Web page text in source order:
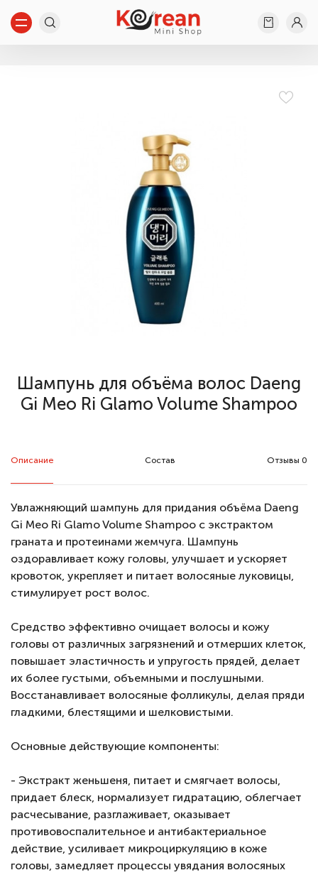
Шампунь для объёма волос Daeng
Gi Meo Ri Glamo Volume Shampoo
Описание Состав Отзывы 0
Увлажняющий шампунь для придания объёма Daeng
Gi Meo Ri Glamo Volume Shampoo с экстрактом
граната и протеинами жемчуга. Шампунь
оздоравливает кожу головы, улучшает и ускоряет
кровоток, укрепляет и питает волосяные луковицы,
стимулирует рост волос.
Средство эффективно очищает волосы и кожу
головы от различных загрязнений и отмерших клеток,
повышает эластичность и упругость прядей, делает
их более густыми, объемными и послушными.
Восстанавливает волосяные фолликулы, делая пряди
гладкими, блестящими и шелковистыми.
Основные действующие компоненты:
- Экстракт женьшеня, питает и смягчает волосы,
придает блеск, нормализует гидратацию, облегчает
расчесывание, разглаживает, оказывает
противовоспалительное и антибактериальное
действие, усиливает микроциркуляцию в коже
головы, замедляет процессы увядания волосяных